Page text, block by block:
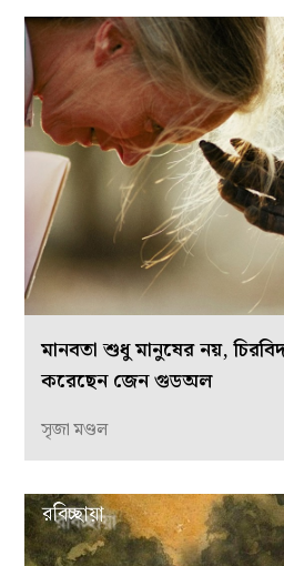
মানবতা শুধু মানুষের নয়,
করেছেন জেন গুডঅল
সৃজা মণ্ডল